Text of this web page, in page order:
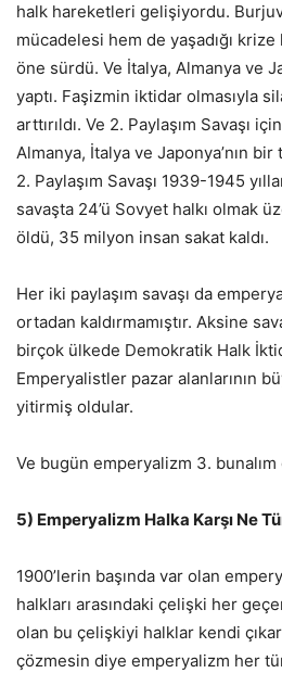
halk hareketleri gelişiyordu.
mücadelesi hem de yaşadığı krize
öne sürdü. Ve İtalya, Almanya ve
yaptı. Faşizmin iktidar olmasıyla
arttırıldı. Ve 2. Paylaşım Savaşı
Almanya, İtalya ve Japonya’nın bir
2. Paylaşım Savaşı 1939-1945
savaşta 24’ü Sovyet halkı olmak
öldü, 35 milyon insan sakat kaldı.
Her iki paylaşım savaşı da
ortadan kaldırmamıştır. Aksine
birçok ülkede Demokratik Halk
Emperyalistler pazar alanlarının
yitirmiş oldular.
Ve bugün emperyalizm 3. bunalım
5) Emperyalizm Halka Karşı Ne
1900’lerin başında var olan
halkları arasındaki çelişki her
olan bu çelişkiyi halklar kendi
çözmesin diye emperyalizm her